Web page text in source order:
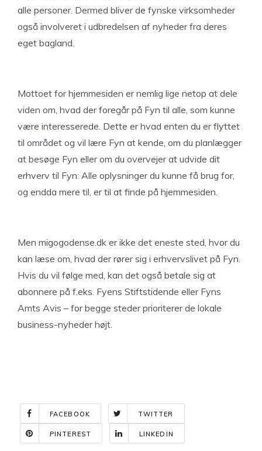
alle personer. Dermed bliver de fynske virksomheder
også involveret i udbredelsen af nyheder fra deres
eget bagland.
Mottoet for hjemmesiden er nemlig lige netop at dele
viden om, hvad der foregår på Fyn til alle, som kunne
være interesserede. Dette er hvad enten du er flyttet
til området og vil lære Fyn at kende, om du planlægger
at besøge Fyn eller om du overvejer at udvide dit
erhverv til Fyn: Alle oplysninger du kunne få brug for,
og endda mere til, er til at finde på hjemmesiden.
Men migogodense.dk er ikke det eneste sted, hvor du
kan læse om, hvad der rører sig i erhvervslivet på Fyn.
Hvis du vil følge med, kan det også betale sig at
abonnere på f.eks. Fyens Stiftstidende eller Fyns
Amts Avis – for begge steder prioriterer de lokale
business-nyheder højt.
FACEBOOK TWITTER
PINTEREST LINKEDIN